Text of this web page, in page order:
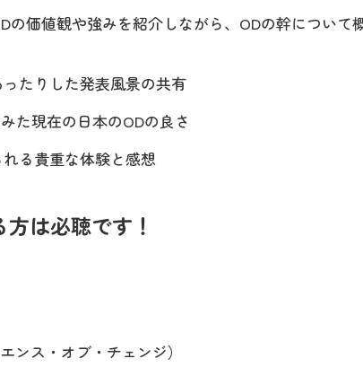
の価値観や強みを紹介しながら、ODの幹について
たりした発表風景の共有
た現在の日本のODの良さ
る貴重な体験と感想
は必聴です！
ンス・オブ・チェンジ）